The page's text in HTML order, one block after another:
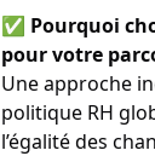
✅ Pourquoi
pour votre
Une approche
politique RH
l’égalité des